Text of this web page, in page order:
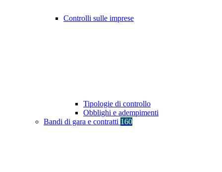
Controlli sulle imprese
Tipologie di controllo
Obblighi e adempimenti
Bandi di gara e contratti 160